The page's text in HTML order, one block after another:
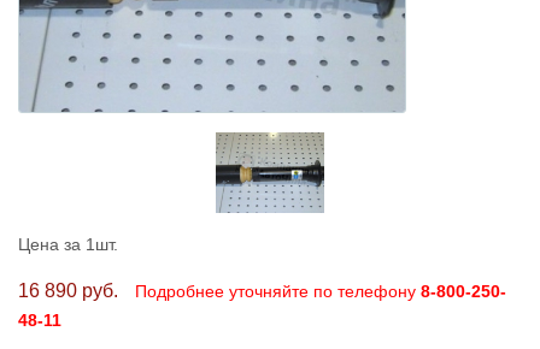
Цена за 1шт.
16 890 руб. Подробнее уточняйте по телефону 8-800-250-
48-11